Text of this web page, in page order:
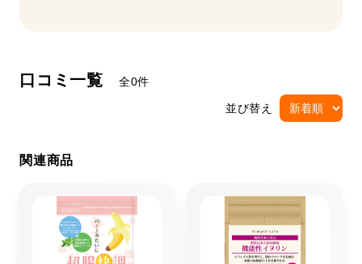
口コミ一覧 全0件
並び替え
関連商品